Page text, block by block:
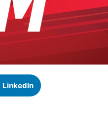
LinkedIn